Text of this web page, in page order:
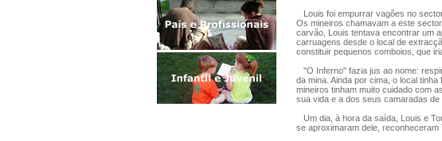
Louis foi empurrar vagões no
Os mineiros chamavam a este
carvão, Louis tentava encontrar um
carruagens desde o local de
constituir pequenos comboios, que
"O Inferno" fazia jus ao nome:
da mina. Ainda por cima, o local
mineiros tinham muito cuidado com
sua vida e a dos seus camaradas de
Um dia, à hora da saída, Louis e
se aproximaram dele, reconheceram